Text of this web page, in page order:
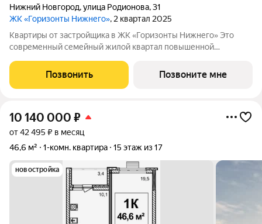
Нижний Новгород,улица Родионова,31
ЖК «Горизонты Нижнего», 2 квартал 2025
Квартиры от застройщика в ЖК «Горизонты Нижнего» Это
современный семейный жилой квартал повышенной
Нижегородском районе, в престижной локации в верхней
части города и прекрасно подойдет современным,
Позвонить Позвоните мне
10 140 000 ₽
от 42 495 ₽ в месяц
46,6 м²
1-комн. квартира 15 этаж из 17
новостройка